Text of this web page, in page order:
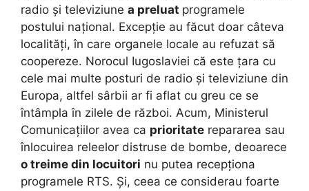
radio și televiziune a preluat programele
postului național. Excepție au făcut doar câteva
localități, în care organele locale au refuzat să
coopereze. Norocul Iugoslaviei că este țara cu
cele mai multe posturi de radio și televiziune din
Europa, altfel sârbii ar fi aflat cu greu ce se
întâmpla în zilele de război. Acum, Ministerul
Comunicațiilor avea ca prioritate repararea sau
înlocuirea releelor distruse de bombe, deoarece
o treime din locuitori nu putea recepționa
programele RTS. Și, ceea ce considerau foarte